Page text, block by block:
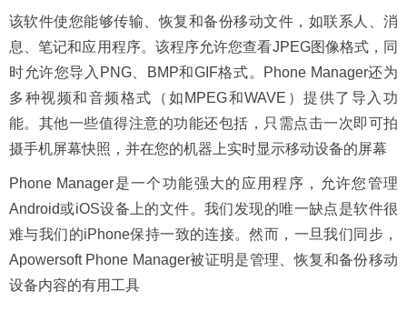
该软件使您能够传输、恢复和备份移动文件，如联系人、消
息、笔记和应用程序。该程序允许您查看JPEG图像格式，同
时允许您导入PNG、BMP和GIF格式。Phone Manager还为
多种视频和音频格式（如MPEG和WAVE）提供了导入功
能。其他一些值得注意的功能还包括，只需点击一次即可拍
摄手机屏幕快照，并在您的机器上实时显示移动设备的屏幕
Phone Manager是一个功能强大的应用程序，允许您管理
Android或iOS设备上的文件。我们发现的唯一缺点是软件很
难与我们的iPhone保持一致的连接。然而，一旦我们同步，
Apowersoft Phone Manager被证明是管理、恢复和备份移动
设备内容的有用工具